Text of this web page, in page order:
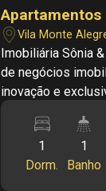
Apartamentos
Vila Monte
Imobiliária Sônia
de negócios
inovação e exclusividade!
Sala dois
Banheiro social -
- Lavanderia - 1
Dimensões: - 41,00m² área útil
1
Dorm.
1
Banho